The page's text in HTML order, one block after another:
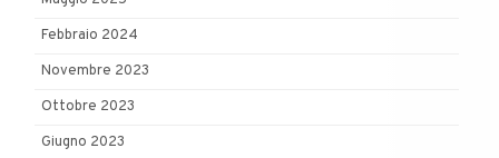
Febbraio 2024
Novembre 2023
Ottobre 2023
Giugno 2023